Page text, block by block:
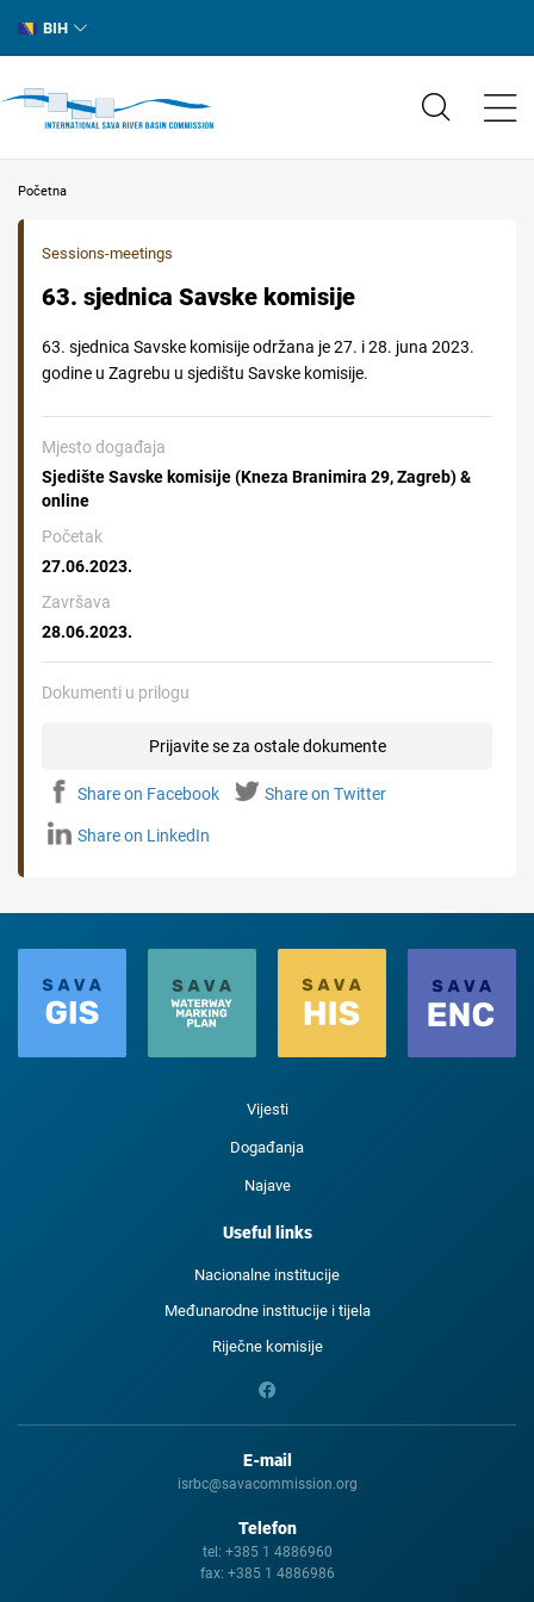
BIH
Početna
Sessions-meetings
63. sjednica Savske komisije
63. sjednica Savske komisije održana je 27. i 28. juna 2023.
godine u Zagrebu u sjedištu Savske komisije.
Mjesto događaja
Sjedište Savske komisije (Kneza Branimira 29, Zagreb) &
online
Početak
27.06.2023.
Završava
28.06.2023.
Dokumenti u prilogu
Prijavite se za ostale dokumente
Share on Facebook Share on Twitter
Share on LinkedIn
Vijesti
Događanja
Najave
Useful links
Nacionalne institucije
Međunarodne institucije i tijela
Riječne komisije
E-mail
isrbc@savacommission.org
Telefon
tel: +385 1 4886960
fax: +385 1 4886986